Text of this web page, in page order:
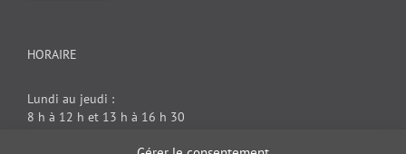
HORAIRE
Lundi au jeudi :
8 h à 12 h et 13 h à 16 h 30